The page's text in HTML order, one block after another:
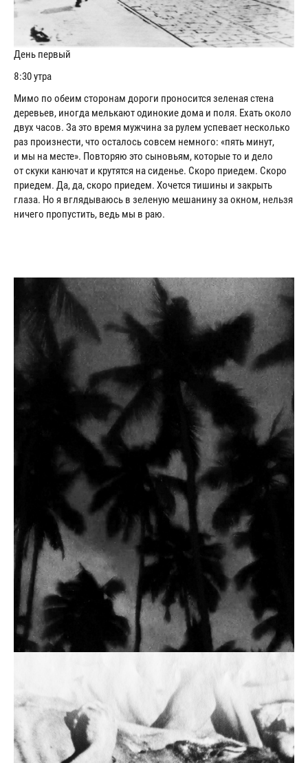
День первый
8:30 утра
Мимо по обеим сторонам дороги проносится зеленая стена
деревьев, иногда мелькают одинокие дома и поля. Ехать около
двух часов. За это время мужчина за рулем успевает несколько
раз произнести, что осталось совсем немного: «пять минут,
и мы на месте». Повторяю это сыновьям, которые то и дело
от скуки канючат и крутятся на сиденье. Скоро приедем. Скоро
приедем. Да, да, скоро приедем. Хочется тишины и закрыть
глаза. Но я вглядываюсь в зеленую мешанину за окном, нельзя
ничего пропустить, ведь мы в раю.